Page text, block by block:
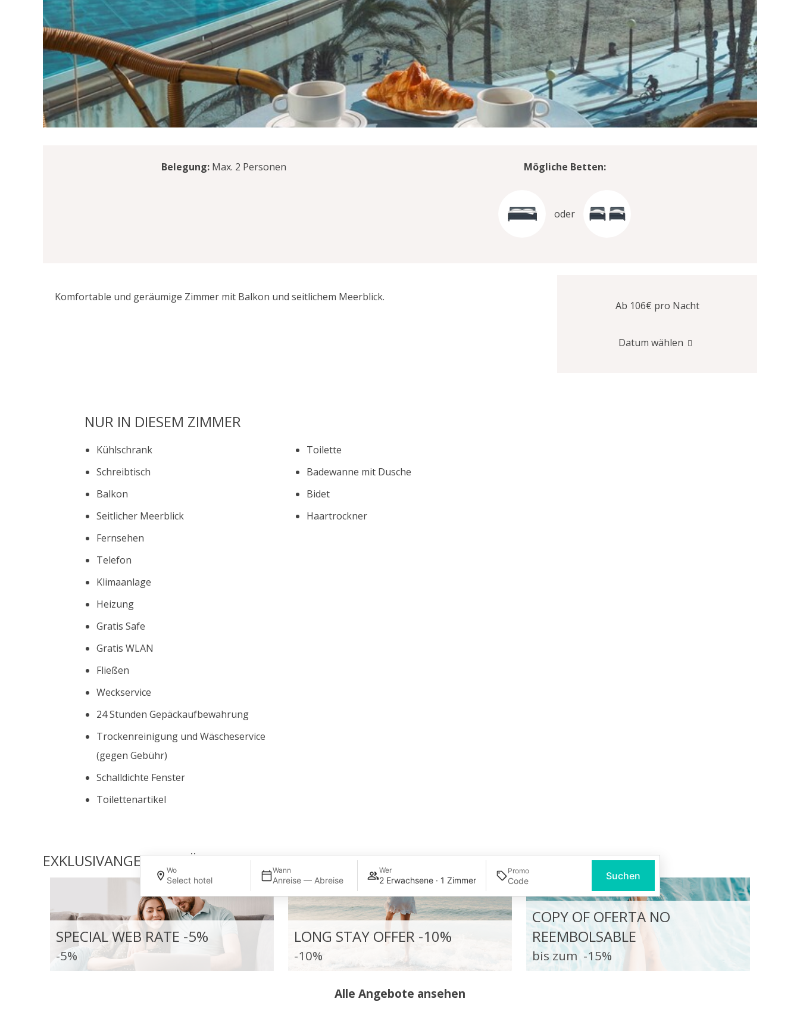
Wo
Select hotel
Wann
Anreise — Abreise
Wer
2 Erwachsene · 1 Zimmer
Promo Suchen
Belegung: Max. 2 Personen Mögliche Betten:
oder
Komfortable und geräumige Zimmer mit Balkon und seitlichem Meerblick.
Ab 106€ pro Nacht
Datum wählen
NUR IN DIESEM ZIMMER
Kühlschrank
Schreibtisch
Balkon
Seitlicher Meerblick
Fernsehen
Telefon
Klimaanlage
Heizung
Gratis Safe
Gratis WLAN
Fließen
Weckservice
24 Stunden Gepäckaufbewahrung
Trockenreinigung und Wäscheservice
(gegen Gebühr)
Schalldichte Fenster
Toilettenartikel
Toilette
Badewanne mit Dusche
Bidet
Haartrockner
EXKLUSIVANGEBOTE FÜR DIESES ZIMMER
SPECIAL WEB RATE -5%
-5%
LONG STAY OFFER -10%
-10%
COPY OF OFERTA NO
REEMBOLSABLE
bis zum -15%
Alle Angebote ansehen